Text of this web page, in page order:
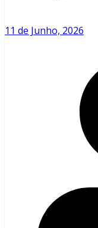
11 de Junho, 2026